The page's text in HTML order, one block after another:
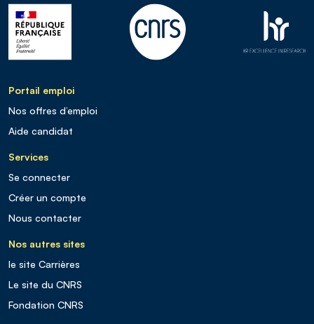
Portail emploi
Nos offres d’emploi
Aide candidat
Services
Se connecter
Créer un compte
Nous contacter
Nos autres sites
le site Carrières
Le site du CNRS
Fondation CNRS